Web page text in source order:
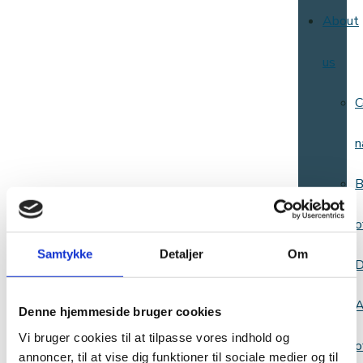
Samtykke Detaljer Om
Denne hjemmeside bruger cookies
Vi bruger cookies til at tilpasse vores indhold og
annoncer, til at vise dig funktioner til sociale medier og til
About
us